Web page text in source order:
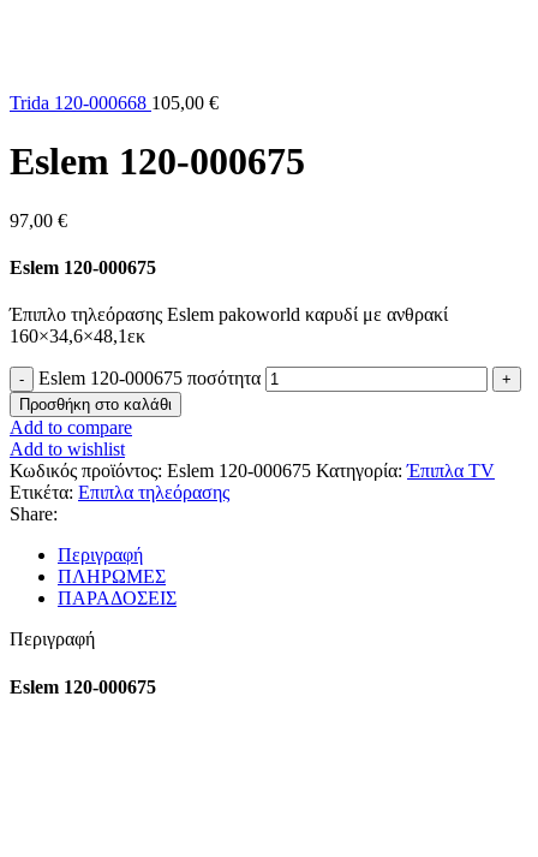
Trida 120-000668 105,00 €
Eslem 120-000675
97,00 €
Eslem 120-000675
Έπιπλο τηλεόρασης Eslem pakoworld καρυδί με ανθρακί
160×34,6×48,1εκ
Eslem 120-000675 ποσότητα
Προσθήκη στο καλάθι
Add to compare
Add to wishlist
Κωδικός προϊόντος: Eslem 120-000675 Κατηγορία: Έπιπλα TV
Ετικέτα: Επιπλα τηλεόρασης
Share:
Περιγραφή
ΠΛΗΡΩΜΕΣ
ΠΑΡΑΔΟΣΕΙΣ
Περιγραφή
Eslem 120-000675